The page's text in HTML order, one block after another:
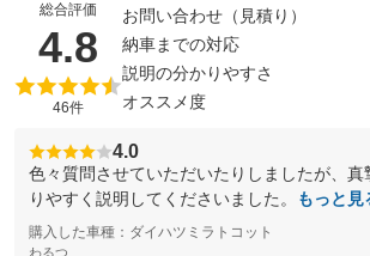
総合評価
4.8 （5点満点中）
46件
お問い合わせ（見積り）
納車までの対応
説明の分かりやすさ
オススメ度
4.0
色々質問させていただいたりしましたが、真
りやすく説明してくださいました。
もっと見
購入した車種：ダイハツミラトコット
わるつ